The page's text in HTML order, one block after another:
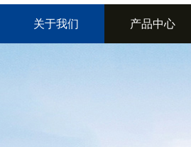
关于我们 产品中心